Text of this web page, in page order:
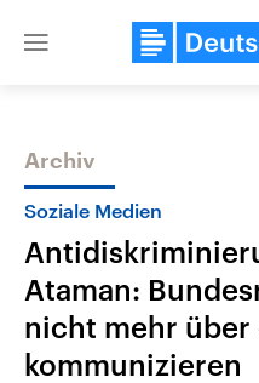
Close
Themen
Archiv
Soziale Medien
Ataman:
nicht mehr
kommunizieren